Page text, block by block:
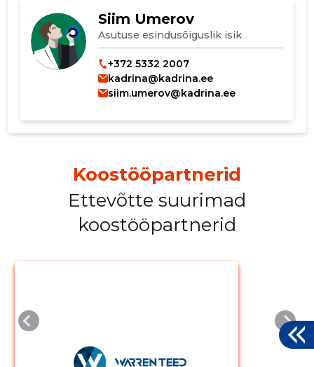
Siim Umerov
Asutuse esindusõiguslik isik
+372 5332 2007
kadrina@kadrina.ee
siim.umerov@kadrina.ee
Koostööpartnerid
Ettevõtte suurimad
koostööpartnerid